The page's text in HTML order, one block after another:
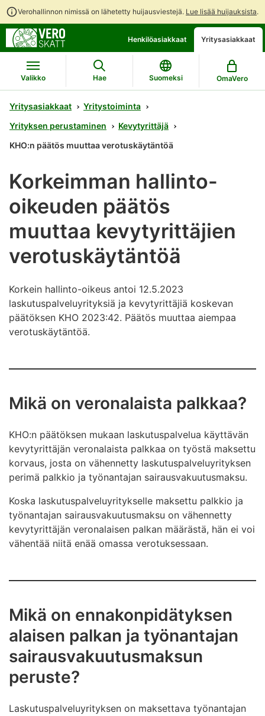
Verohallinnon nimissä on lähetetty huijausviestejä. Lue lisää huijauksista.
suoraan
sisältöön
koko
sivuston
hakuun
chattibotin
keskustelu
Henkilöasiakkaat Yritysasiakkaat
Valikko Hae Suomeksi OmaVero
Yritysasiakkaat
Yritystoiminta
Yrityksen perustaminen
Kevytyrittäjä
KHO:n päätös muuttaa verotuskäytäntöä
Korkeimman hallinto-
oikeuden päätös
muuttaa kevytyrittäjien
verotuskäytäntöä
Korkein hallinto-oikeus antoi 12.5.2023
laskutuspalveluyrityksiä ja kevytyrittäjiä koskevan
päätöksen KHO 2023:42. Päätös muuttaa aiempaa
verotuskäytäntöä.
Mikä on veronalaista palkkaa?
KHO:n päätöksen mukaan laskutuspalvelua käyttävän
kevytyrittäjän veronalaista palkkaa on työstä maksettu
korvaus, josta on vähennetty laskutuspalveluyrityksen
perimä palkkio ja työnantajan sairausvakuutusmaksu.
Koska laskutuspalveluyritykselle maksettu palkkio ja
työnantajan sairausvakuutusmaksu on vähennetty
kevytyrittäjän veronalaisen palkan määrästä, hän ei voi
vähentää niitä enää omassa verotuksessaan.
Mikä on ennakonpidätyksen
alaisen palkan ja työnantajan
sairausvakuutusmaksun
peruste?
Laskutuspalveluyrityksen on maksettava työnantajan